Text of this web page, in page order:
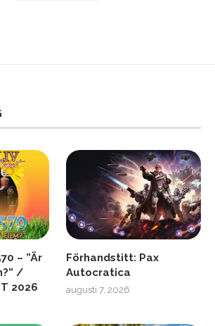
– ”Är
/
2026
Förhandstitt: Pax
Autocratica
augusti 7, 2026